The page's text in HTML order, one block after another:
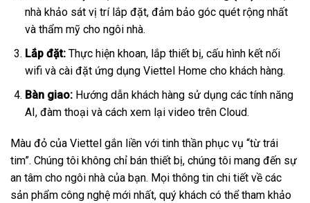
nhà khảo sát vị trí lắp đặt, đảm bảo góc quét rộng nhất
và thẩm mỹ cho ngôi nhà.
Lắp đặt:Thực hiện khoan, lắp thiết bị, cấu hình kết nối
wifi và cài đặt ứng dụng Viettel Home cho khách hàng.
Bàn giao:Hướng dẫn khách hàng sử dụng các tính năng
AI, đàm thoại và cách xem lại video trên Cloud.
Màu đỏ của Viettel gắn liền với tinh thần phục vụ “từ trái
tim”. Chúng tôi không chỉ bán thiết bị, chúng tôi mang đến sự
an tâm cho ngôi nhà của bạn. Mọi thông tin chi tiết về các
sản phẩm công nghệ mới nhất, quý khách có thể tham khảo